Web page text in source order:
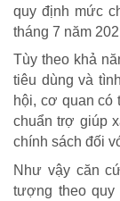
quy định mức
tháng 7 năm
Tùy theo khả
tiêu dùng và
hội, cơ quan có
chuẩn trợ giúp
chính sách đối
Như vậy căn
tượng theo